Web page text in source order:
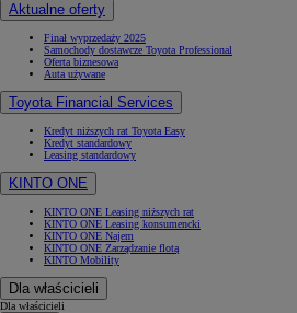
Aktualne oferty
Finał wyprzedaży 2025
Samochody dostawcze Toyota Professional
Oferta biznesowa
Auta używane
Toyota Financial Services
Kredyt niższych rat Toyota Easy
Kredyt standardowy
Leasing standardowy
KINTO ONE
KINTO ONE Leasing niższych rat
KINTO ONE Leasing konsumencki
KINTO ONE Najem
KINTO ONE Zarządzanie flotą
KINTO Mobility
Dla właścicieli
Dla właścicieli